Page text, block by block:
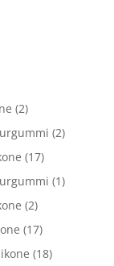
(2)
(2)
(17)
(1)
(2)
(17)
(18)